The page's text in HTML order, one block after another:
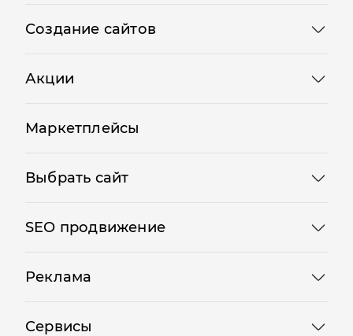
Создание сайтов
Акции
Маркетплейсы
Выбрать сайт
SEO продвижение
Реклама
Сервисы